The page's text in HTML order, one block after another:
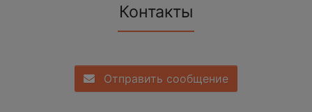
Контакты
Отправить сообщение